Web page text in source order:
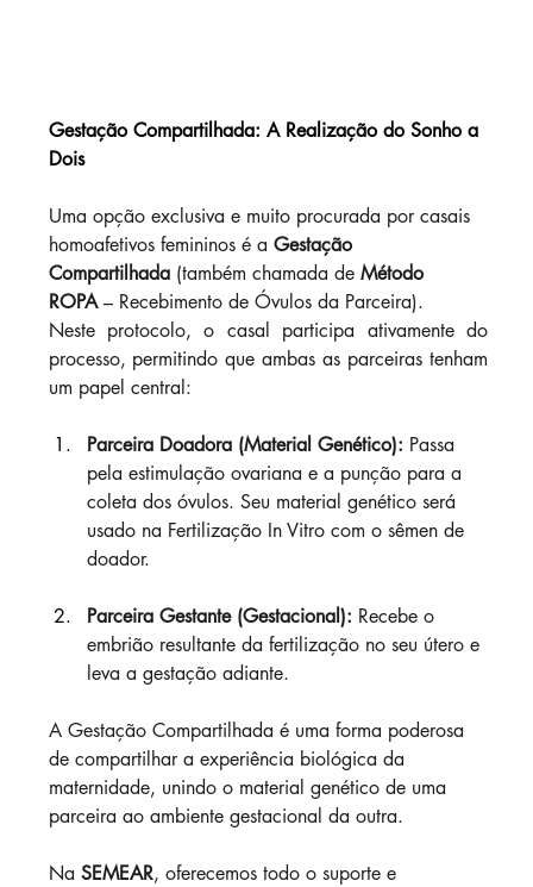
Gestação Compartilhada: A Realização do Sonho a
Dois
Uma opção exclusiva e muito procurada por casais
homoafetivos femininos é a Gestação
Compartilhada (também chamada de Método
ROPA – Recebimento de Óvulos da Parceira).
Neste protocolo, o casal participa ativamente do
processo, permitindo que ambas as parceiras tenham
um papel central:
Parceira Doadora (Material Genético): Passa
pela estimulação ovariana e a punção para a
coleta dos óvulos. Seu material genético será
usado na Fertilização In Vitro com o sêmen de
doador.
Parceira Gestante (Gestacional): Recebe o
embrião resultante da fertilização no seu útero e
leva a gestação adiante.
A Gestação Compartilhada é uma forma poderosa
de compartilhar a experiência biológica da
maternidade, unindo o material genético de uma
parceira ao ambiente gestacional da outra.
Na SEMEAR, oferecemos todo o suporte e